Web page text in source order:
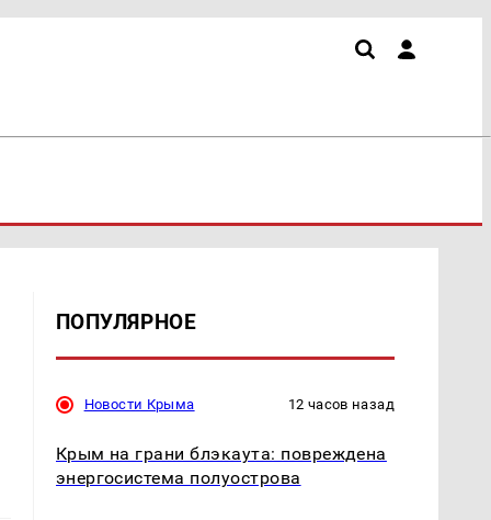
ПОПУЛЯРНОЕ
Новости Крыма 12 часов назад
Крым на грани блэкаута: повреждена
энергосистема полуострова